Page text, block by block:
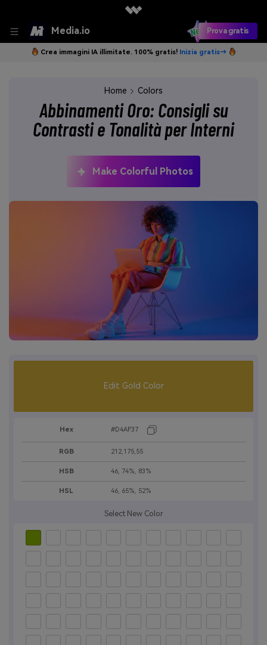
Media.io Prova gratis
Crea immagini IA illimitate. 100% gratis! Inizia gratis→
Home Colors
Abbinamenti Oro: Consigli su
Contrasti e Tonalità per Interni
Make Colorful Photos
Edit Gold Color
Hex #D4AF37
RGB 212,175,55
HSB 46, 74%, 83%
HSL 46, 65%, 52%
Select New Color